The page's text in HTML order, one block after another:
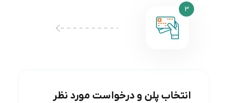
3
انتخاب پلن و درخواست مورد نظر